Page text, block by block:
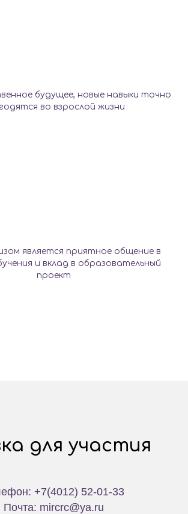
будущее, новые навыки точно
во взрослой жизни
является приятное общение в
и вклад в образовательный
проект
для участия
+7(4012) 52-01-33
Почта: mircrc@ya.ru